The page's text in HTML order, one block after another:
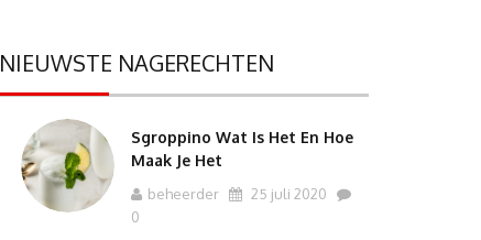
NIEUWSTE NAGERECHTEN
Sgroppino Wat Is Het En Hoe
Maak Je Het
beheerder
25 juli 2020
0